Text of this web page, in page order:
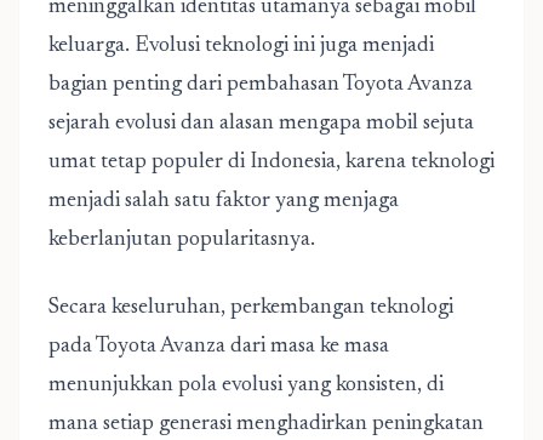
meninggalkan identitas utamanya sebagai mobil
keluarga. Evolusi teknologi ini juga menjadi
bagian penting dari pembahasan Toyota Avanza
sejarah evolusi dan alasan mengapa mobil sejuta
umat tetap populer di Indonesia, karena teknologi
menjadi salah satu faktor yang menjaga
keberlanjutan popularitasnya.
Secara keseluruhan, perkembangan teknologi
pada Toyota Avanza dari masa ke masa
menunjukkan pola evolusi yang konsisten, di
mana setiap generasi menghadirkan peningkatan